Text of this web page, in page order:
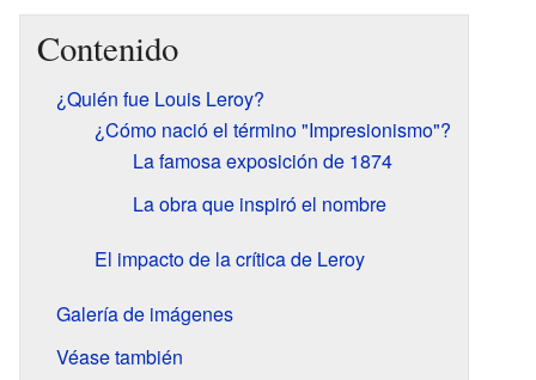
Contenido
¿Quién fue Louis Leroy?
¿Cómo nació el término "Impresionismo"?
La famosa exposición de 1874
La obra que inspiró el nombre
El impacto de la crítica de Leroy
Galería de imágenes
Véase también